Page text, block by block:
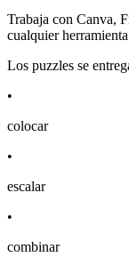
Trabaja con Canva,
cualquier
Los puzzles se
•
colocar
•
escalar
•
combinar